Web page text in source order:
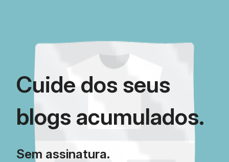
Cuide dos seus
blogs acumulados.
Sem assinatura.